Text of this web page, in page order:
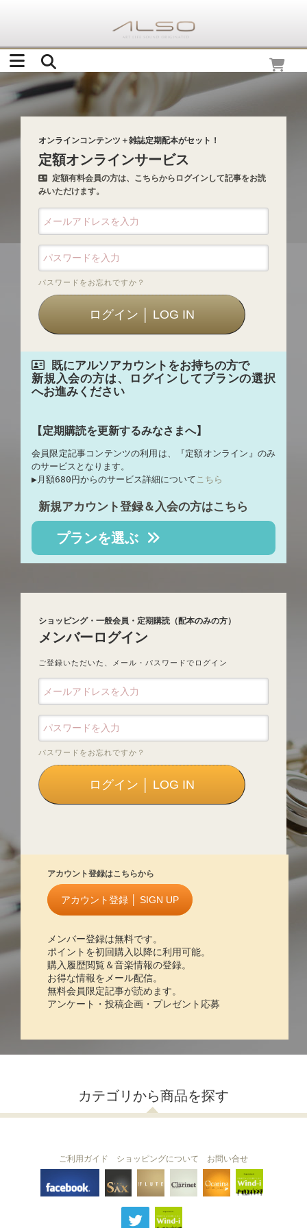
オンラインコンテンツ＋雑誌定期配本がセット！
定額オンラインサービス
定額有料会員の方は、こちらからログインして記事をお読
みいただけます。
パスワードをお忘れですか？
既にアルソアカウントをお持ちの方で
新規入会の方は、ログインしてプランの選択
へお進みください
【定期購読を更新するみなさまへ】
会員限定記事コンテンツの利用は、『定額オンライン』のみ
のサービスとなります。
▶︎月額680円からのサービス詳細についてこちら
新規アカウント登録＆入会の方はこちら
プランを選ぶ
ショッピング・一般会員・定期購読（配本のみの方）
メンバーログイン
ご登録いただいた、メール・パスワードでログイン
パスワードをお忘れですか？
アカウント登録はこちらから
アカウント登録 │ SIGN UP
メンバー登録は無料です。
ポイントを初回購入以降に利用可能。
購入履歴閲覧＆音楽情報の登録。
お得な情報をメール配信。
無料会員限定記事が読めます。
アンケート・投稿企画・プレゼント応募
カテゴリから商品を探す
THE SAX The Clarinet
ご利用ガイド ショッピングについて お問い合せ